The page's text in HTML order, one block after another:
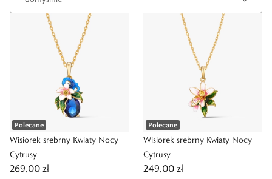
Polecane
Wisiorek srebrny Kwiaty Nocy
Cytrusy
269,00 zł
Polecane
Wisiorek srebrny Kwiaty Nocy
Cytrusy
249,00 zł